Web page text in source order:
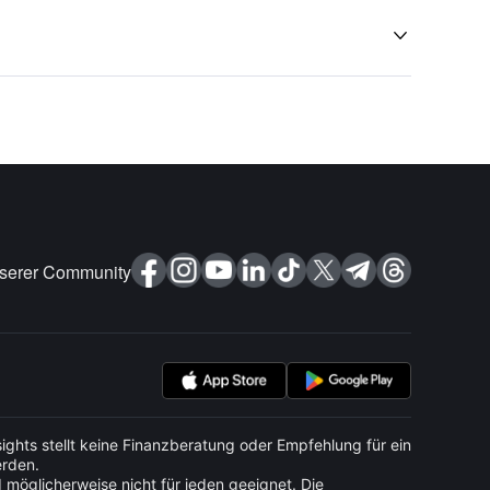

Community
stellt keine Finanzberatung oder Empfehlung für ein
nicht für jeden geeignet. Die